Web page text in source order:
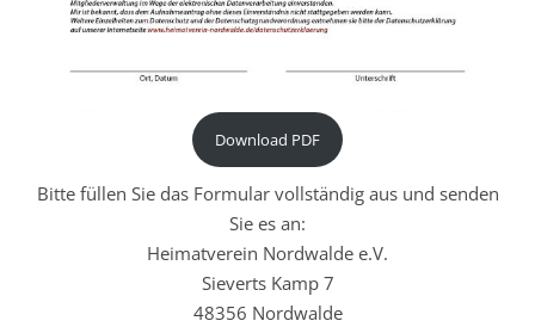
Download PDF
Bitte füllen Sie das Formular vollständig aus und senden
Sie es an:
Heimatverein Nordwalde e.V.
Sieverts Kamp 7
48356 Nordwalde